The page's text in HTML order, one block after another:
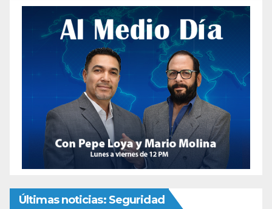
Últimas noticias: Seguridad